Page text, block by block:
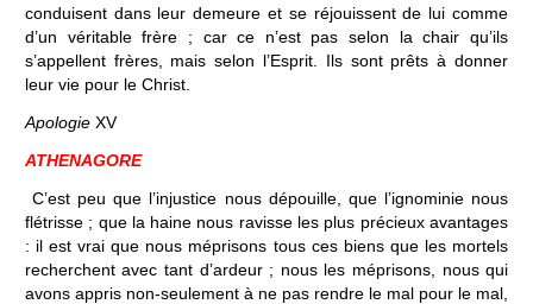
conduisent dans leur demeure et se réjouissent de lui comme
d’un véritable frère ; car ce n’est pas selon la chair qu’ils
s’appellent frères, mais selon l’Esprit. Ils sont prêts à donner
leur vie pour le Christ.
ApologieXV
ATHENAGORE
C’est peu que l’injustice nous dépouille, que l’ignominie nous
flétrisse ; que la haine nous ravisse les plus précieux avantages
: il est vrai que nous méprisons tous ces biens que les mortels
recherchent avec tant d’ardeur ; nous les méprisons, nous qui
avons appris non-seulement à ne pas rendre le mal pour le mal,